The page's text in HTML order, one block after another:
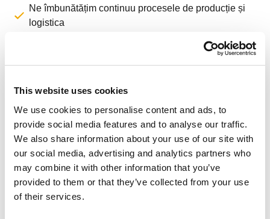
This website uses cookies
We use cookies to personalise content and ads, to
provide social media features and to analyse our traffic.
We also share information about your use of our site with
our social media, advertising and analytics partners who
may combine it with other information that you’ve
provided to them or that they’ve collected from your use
of their services.
Ne îmbunătățim continuu procesele de producție și
logistica